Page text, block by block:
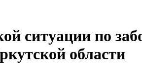
ситуации по
области